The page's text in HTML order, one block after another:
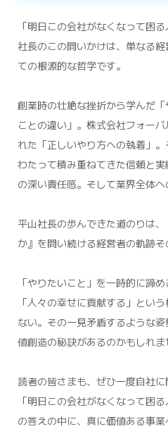
「明日この会社がなくなって困
社長のこの問いかけは、単なる
ての根源的な哲学です。
創業時の壮絶な挫折から学んだ
ことの違い」。株式会社フォー
れた「正しいやり方への執着」
わたって積み重ねてきた信頼と
の深い責任感。そして業界全体へ
平山社長の歩んできた道のりは
か』を問い続ける経営者の軌跡そ
「やりたいこと」を一時的に諦
「人々の幸せに貢献する」とい
ない。その一見矛盾するような
値創造の秘訣があるのかもしれま
読者の皆さまも、ぜひ一度自社に
「明日この会社がなくなって困
の答えの中に、真に価値ある事